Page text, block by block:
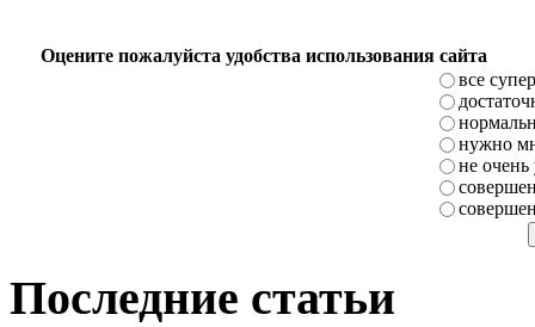
Оцените пожалуйста удобства использования сайта
все супер
нужно
не очень
Последние статьи